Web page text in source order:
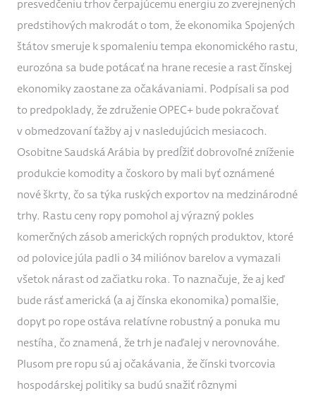
presvedčeniu trhov čerpajúcemu energiu zo zverejnených
predstihových makrodát o tom, že ekonomika Spojených
štátov smeruje k spomaleniu tempa ekonomického rastu,
eurozóna sa bude potácať na hrane recesie a rast čínskej
ekonomiky zaostane za očakávaniami. Podpísali sa pod
to predpoklady, že združenie OPEC+ bude pokračovať
v obmedzovaní ťažby aj v nasledujúcich mesiacoch.
Osobitne Saudská Arábia by predĺžiť dobrovoľné zníženie
produkcie komodity a čoskoro by mali byť oznámené
nové škrty, čo sa týka ruských exportov na medzinárodné
trhy. Rastu ceny ropy pomohol aj výrazný pokles
komerčných zásob amerických ropných produktov, ktoré
od polovice júla padli o 34 miliónov barelov a vymazali
všetok nárast od začiatku roka. To naznačuje, že aj keď
bude rásť americká (a aj čínska ekonomika) pomalšie,
dopyt po rope ostáva relatívne robustný a ponuka mu
nestíha, čo znamená, že trh je naďalej v nerovnováhe.
Plusom pre ropu sú aj očakávania, že čínski tvorcovia
hospodárskej politiky sa budú snažiť rôznymi